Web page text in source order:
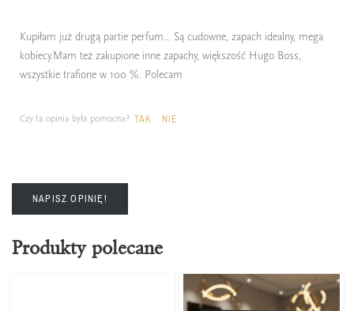
Kupiłam już drugą partie perfum... Są cudowne, zapach idealny, mega
kobiecy.Mam też zakupione inne zapachy, większość Hugo Boss,
wszystkie trafione w 100 %. Polecam
Czy ta opinia była pomocna? TAK NIE
NAPISZ OPINIĘ!
Produkty polecane